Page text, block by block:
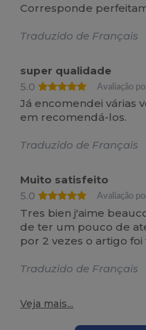
Corresponde
Traduzido de Français
super qualidade
5.0
Avaliação
Já encomendei várias
em recomendá-los.
Traduzido de Français
Muito satisfeito
5.0
Avaliação
Tres bien j'aime
de ter um pouco de
por 2 vezes o artigo
Traduzido de Français
Veja mais...